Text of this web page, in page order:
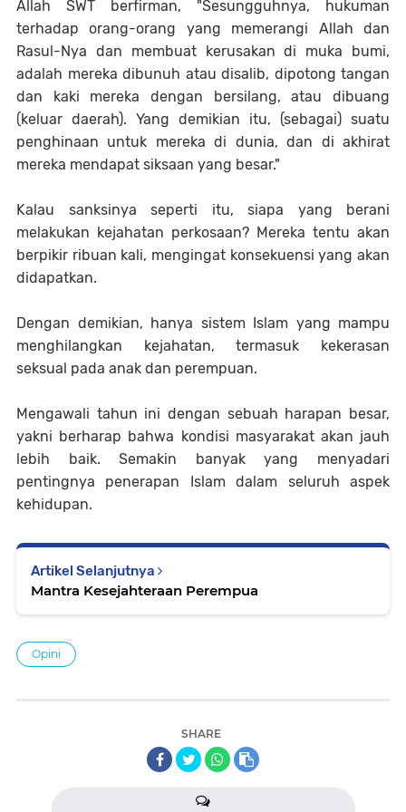
Allah SWT berfirman, "Sesungguhnya, hukuman
terhadap orang-orang yang memerangi Allah dan
Rasul-Nya dan membuat kerusakan di muka bumi,
adalah mereka dibunuh atau disalib, dipotong tangan
dan kaki mereka dengan bersilang, atau dibuang
(keluar daerah). Yang demikian itu, (sebagai) suatu
penghinaan untuk mereka di dunia, dan di akhirat
mereka mendapat siksaan yang besar."
Kalau sanksinya seperti itu, siapa yang berani
melakukan kejahatan perkosaan? Mereka tentu akan
berpikir ribuan kali, mengingat konsekuensi yang akan
didapatkan.
Dengan demikian, hanya sistem Islam yang mampu
menghilangkan kejahatan, termasuk kekerasan
seksual pada anak dan perempuan.
Mengawali tahun ini dengan sebuah harapan besar,
yakni berharap bahwa kondisi masyarakat akan jauh
lebih baik. Semakin banyak yang menyadari
pentingnya penerapan Islam dalam seluruh aspek
kehidupan.
Artikel Selanjutnya
Mantra Kesejahteraan Perempua
Opini
SHARE